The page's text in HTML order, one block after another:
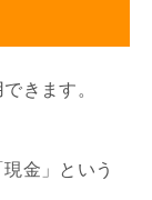
きます。
金」という